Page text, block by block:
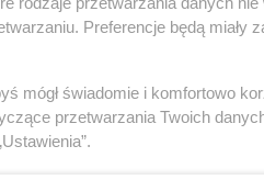
mają łóżka przeznaczone
Preferencje będą miały
mógł świadomie i komfortowo
przetwarzania Twoich